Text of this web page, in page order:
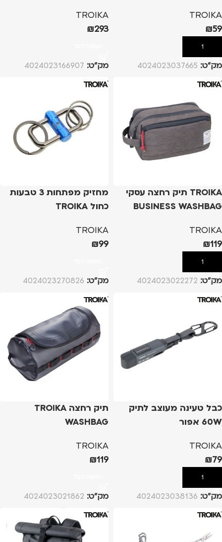
TROIKA
₪59
הוספה לסל
מק”ט: 4024023037665
TROIKA
₪293
מק”ט: 4024023166907
TROIKA תיק רחצה עסקי
BUSINESS WASHBAG
TROIKA
₪119
הוספה לסל
מק”ט: 4024023022272
מחזיק מפתחות 3 טבעות
כחול TROIKA
TROIKA
₪99
מק”ט: 4024023270826
כבל טעינה מעוצב לתיק
60W אפור
TROIKA
₪79
הוספה לסל
מק”ט: 4024023038136
תיק רחצה TROIKA
WASHBAG
TROIKA
₪119
מק”ט: 4024023021862